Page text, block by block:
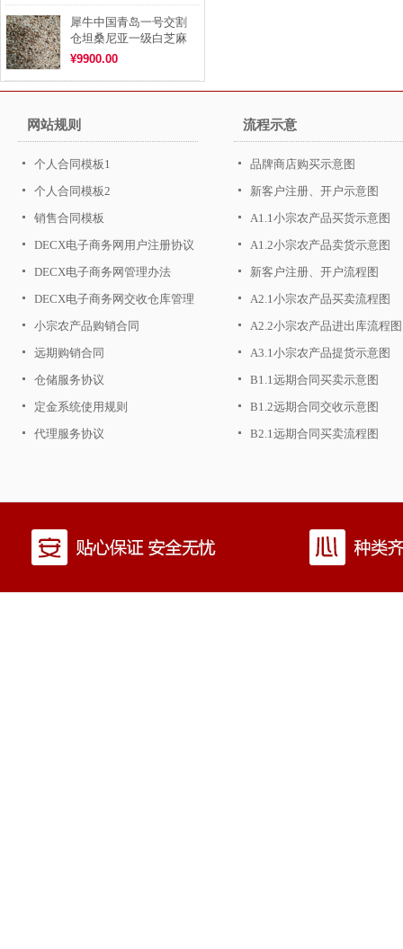
犀牛中国青岛一号交割
仓坦桑尼亚一级白芝麻
¥9900.00
网站规则
个人合同模板1
个人合同模板2
销售合同模板
DECX电子商务网用户注册协议
DECX电子商务网管理办法
DECX电子商务网交收仓库管理
办法
小宗农产品购销合同
远期购销合同
仓储服务协议
定金系统使用规则
代理服务协议
流程示意
品牌商店购买示意图
新客户注册、开户示意图
A1.1小宗农产品买货示意图
A1.2小宗农产品卖货示意图
新客户注册、开户流程图
A2.1小宗农产品买卖流程图
A2.2小宗农产品进出库流程图
A3.1小宗农产品提货示意图
B1.1远期合同买卖示意图
B1.2远期合同交收示意图
B2.1远期合同买卖流程图